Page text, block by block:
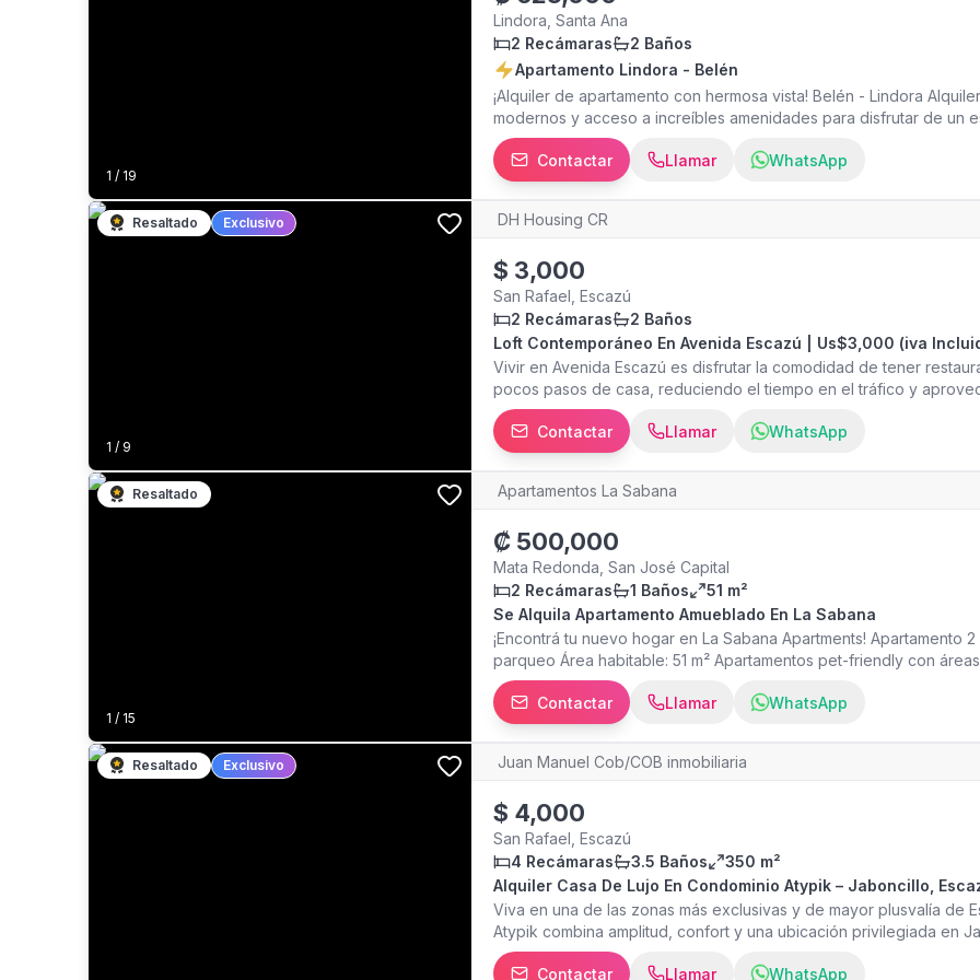
pueden relajarse en Bardo, un íntimo bar de vinos con una
ambiente sofisticado perfecto para reuniones sociales. Pet friendly
1 / 19
Lindora, Santa Ana
2 Recámaras
2 Baños
Apartamento Lindora - Belén
¡Alquiler de apartamento con hermosa vista! Belén - Lindora
modernos y acceso a increíbles amenidades para disfrutar de un
acondicionado Cortinas black out Sala y comedor Cocina Balcón
Gimnasio Coworking Salas de reuniones Salón para eventos Sala
para BBQ Playground para niños Parque para mascotas Cancha
Contactar Llamar WhatsApp
1 / 9
Resaltado Exclusivo DH Housing CR
$ 3,000
San Rafael, Escazú
2 Recámaras
2 Baños
Loft Contemporáneo En Avenida Escazú | Us$3,000 (iva
Vivir en Avenida Escazú es disfrutar la comodidad de tener
pocos pasos de casa, reduciendo el tiempo en el tráfico y
completamente amueblado ofrece una distribución de concepto
un ambiente amplio, moderno y funcional. Sus acabados
ubicación privilegiada lo convierten en una excelente opción
integrados • Aire acondicionado • Terraza privada • 2
Contactar Llamar WhatsApp
1 / 15
Resaltado Apartamentos La Sabana
₡ 500,000
Mata Redonda, San José Capital
2 Recámaras
1 Baños
51 m²
Se Alquila Apartamento Amueblado En La Sabana
¡Encontrá tu nuevo hogar en La Sabana Apartments!
parqueo Área habitable: 51 m² Apartamentos pet-friendly con
terrazas. *Contrato mínimo: 1 año **Servicios públicos son
Contactar
Llamar WhatsApp
Resaltado Exclusivo Juan Manuel Cob/COB inmobiliaria
$ 4,000
San Rafael, Escazú
4 Recámaras
3.5 Baños
350 m²
Alquiler Casa De Lujo En Condominio Atypik – Jaboncillo,
Viva en una de las zonas más exclusivas y de mayor plusvalía de
Atypik combina amplitud, confort y una ubicación privilegiada en
la propiedad destaca por sus espacios generosos y acabados de
Jaboncillo de Escazú – 4 hab, 3.5 baños, 350 m² de construcción
Contactar Llamar WhatsApp